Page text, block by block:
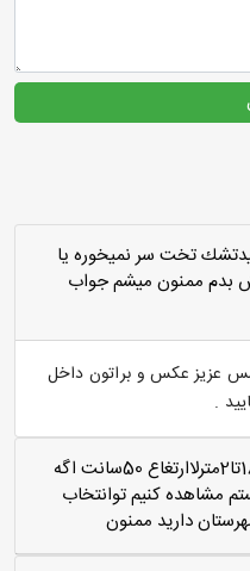
تخت سر نميخوره يا
بدم ممنون ميشم جواب
عزیز عکس و براتون داخل
.
میزتلویزیون 180تا2مترلاارتغاع 50سانت اگه
مشاهده کنیم توانتخاب
دارید ممنون